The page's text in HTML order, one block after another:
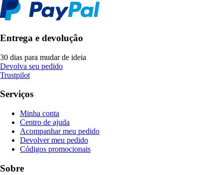
Entrega e devolução
30 dias para mudar de ideia
Devolva seu pedido
Trustpilot
Serviços
Minha conta
Centro de ajuda
Acompanhar meu pedido
Devolver meu pedido
Códigos promocionais
Sobre